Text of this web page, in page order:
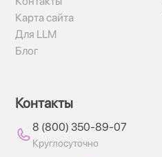
Карта сайта
Для LLM
Блог
Контакты
8 (800) 350-89-07
Круглосуточно